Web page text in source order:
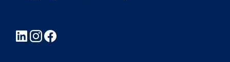
LinkedInInstagram